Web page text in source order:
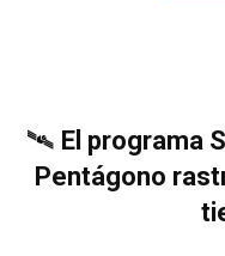
🛰️ El programa
Pentágono